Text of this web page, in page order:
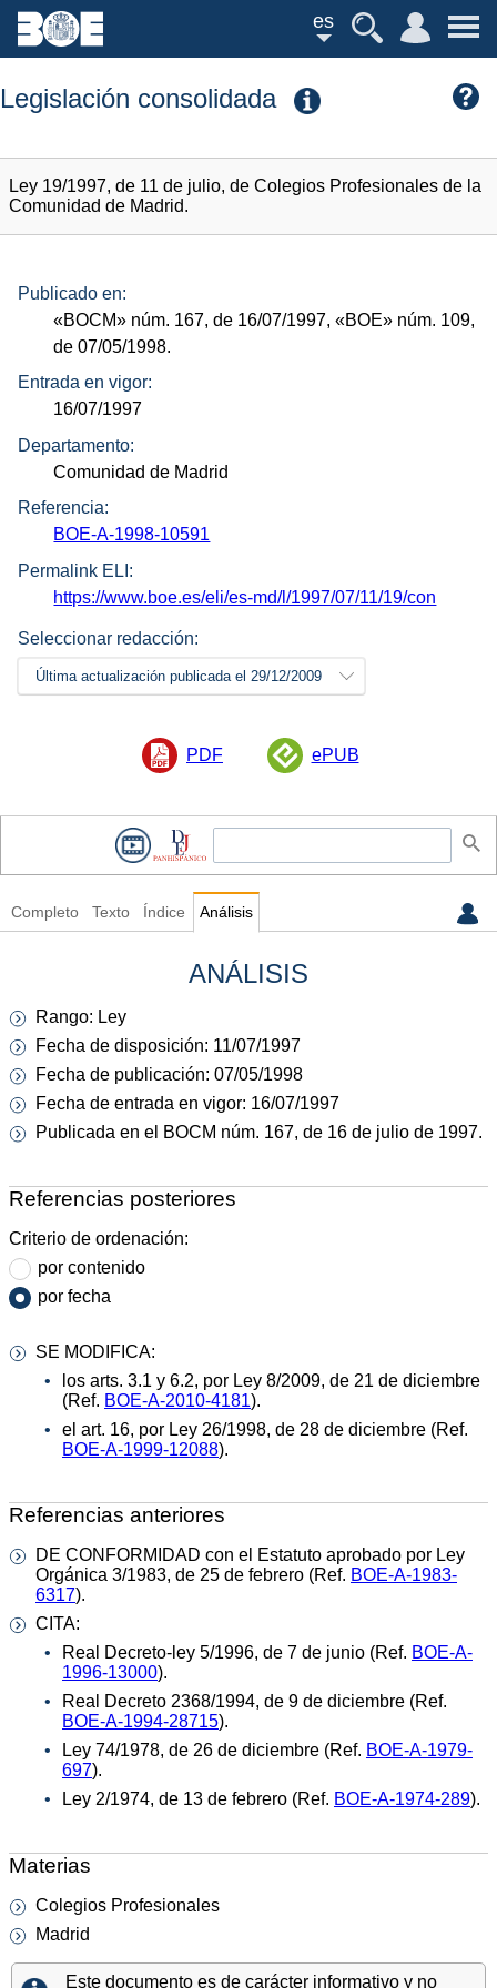
es
Legislación consolidada
Ley 19/1997, de 11 de julio, de Colegios Profesionales de la
Comunidad de Madrid.
Publicado en:
«BOCM» núm. 167, de 16/07/1997,«BOE» núm. 109,
de 07/05/1998.
Entrada en vigor:
16/07/1997
Departamento:
Comunidad de Madrid
Referencia:
BOE-A-1998-10591
Permalink ELI:
https://www.boe.es/eli/es-md/l/1997/07/11/19/con
Seleccionar redacción:
Última actualización publicada el 29/12/2009
PDF ePUB
Completo Texto Índice Análisis
ANÁLISIS
Rango: Ley
Fecha de disposición: 11/07/1997
Fecha de publicación: 07/05/1998
Fecha de entrada en vigor: 16/07/1997
Publicada en el BOCM núm. 167, de 16 de julio de 1997.
Referencias posteriores
Criterio de ordenación:
por contenido
por fecha
SE MODIFICA:
los arts. 3.1 y 6.2, por Ley 8/2009, de 21 de diciembre
(Ref. BOE-A-2010-4181).
el art. 16, por Ley 26/1998, de 28 de diciembre (Ref.
BOE-A-1999-12088).
Referencias anteriores
DE CONFORMIDAD con el Estatuto aprobado por Ley
Orgánica 3/1983, de 25 de febrero (Ref. BOE-A-1983-
6317).
CITA:
Real Decreto-ley 5/1996, de 7 de junio (Ref. BOE-A-
1996-13000).
Real Decreto 2368/1994, de 9 de diciembre (Ref.
BOE-A-1994-28715).
Ley 74/1978, de 26 de diciembre (Ref. BOE-A-1979-
697).
Ley 2/1974, de 13 de febrero (Ref. BOE-A-1974-289).
Materias
Colegios Profesionales
Madrid
Este documento es de carácter informativo y no